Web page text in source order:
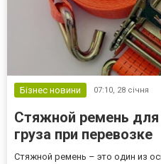
Бізнес новини 07:10, 28 січня
Стяжной ремень
груза при перевозке
Стяжной ремень – это один из